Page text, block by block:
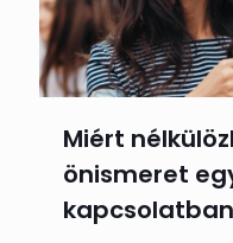
Miért
önismeret